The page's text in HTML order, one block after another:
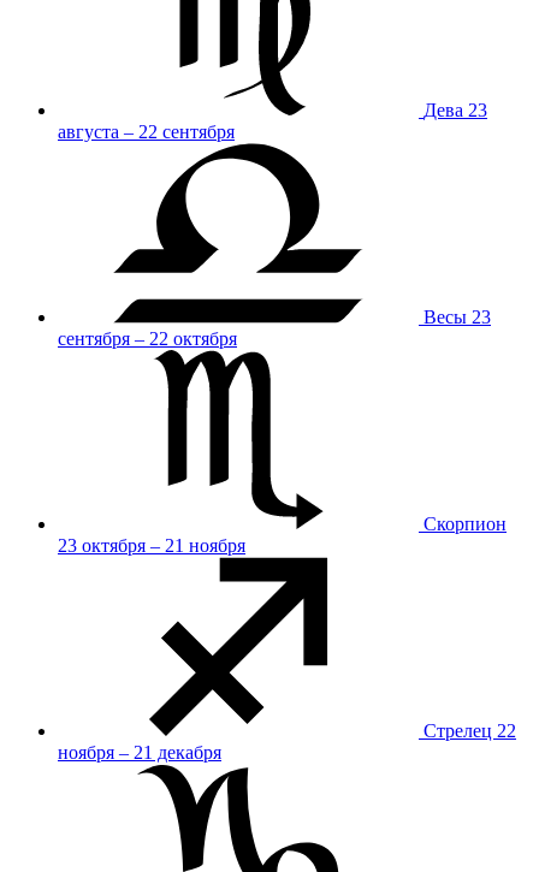
Дева 23
августа – 22 сентября
Весы 23
сентября – 22 октября
Скорпион
23 октября – 21 ноября
Стрелец 22
ноября – 21 декабря